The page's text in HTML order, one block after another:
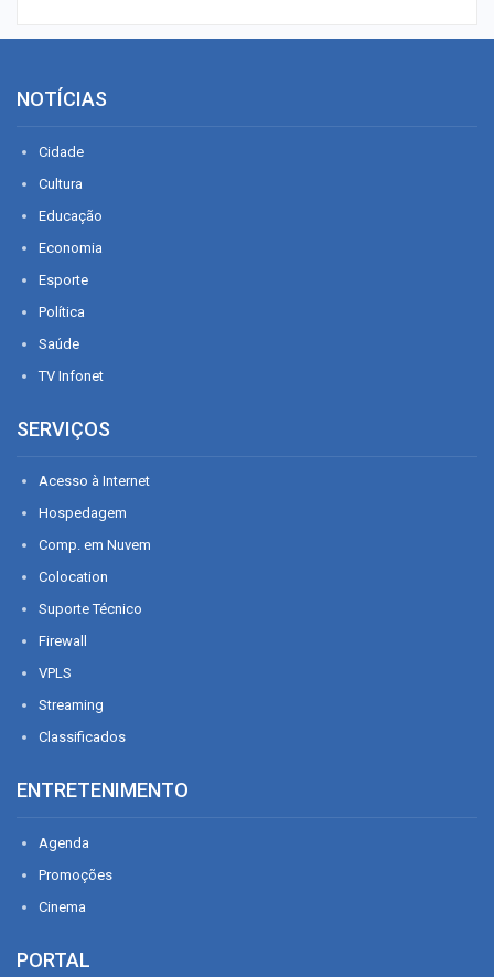
NOTÍCIAS
Cidade
Cultura
Educação
Economia
Esporte
Política
Saúde
TV Infonet
SERVIÇOS
Acesso à Internet
Hospedagem
Comp. em Nuvem
Colocation
Suporte Técnico
Firewall
VPLS
Streaming
Classificados
ENTRETENIMENTO
Agenda
Promoções
Cinema
PORTAL